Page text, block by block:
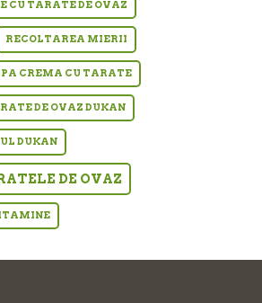
CU TARATE DE OVAZ
RECOLTAREA MIERII
CREMA CU TARATE
DE OVAZ DUKAN
DUKAN
DE OVAZ